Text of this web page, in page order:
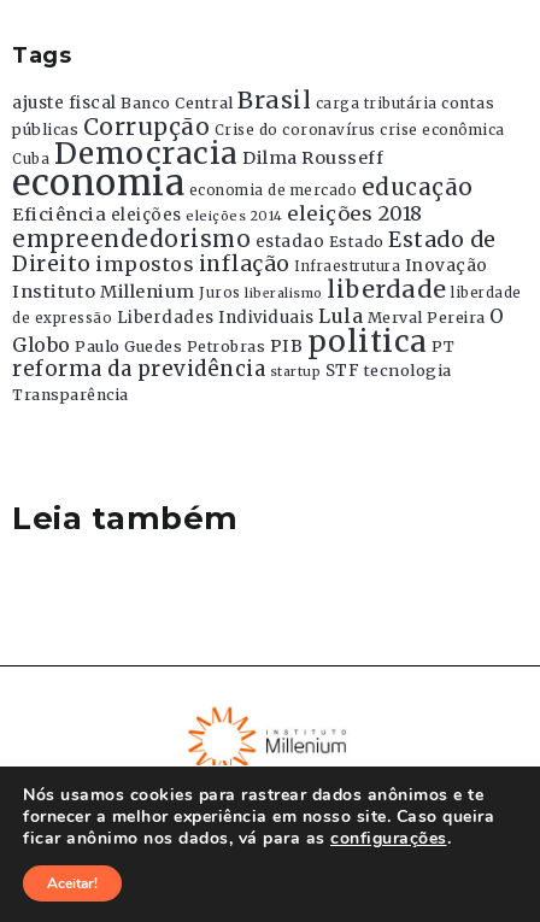
Tags
ajuste fiscal Banco Central Brasil carga tributária contas
públicas Corrupção Crise do coronavírus crise econômica
Cuba Democracia Dilma Rousseff
economia economia de mercado educação
Eficiência eleições eleições 2014 eleições 2018
empreendedorismo estadao Estado Estado de
Direito impostos inflação Infraestrutura Inovação
Instituto Millenium Juros liberalismo liberdade liberdade
de expressão Liberdades Individuais Lula Merval Pereira O
Globo Paulo Guedes Petrobras PIB politica PT
reforma da previdência startup STF tecnologia
Transparência
Leia também
Nós usamos cookies para rastrear dados anônimos e te
fornecer a melhor experiência em nosso site. Caso queira
ficar anônimo nos dados, vá para as configurações.
Aceitar!